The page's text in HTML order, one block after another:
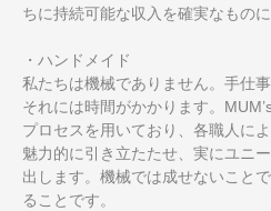
ちに持続可能な収入を確実なものに
・ハンドメイド
私たちは機械でありません。手仕
それには時間がかかります。
プロセスを用いており、各職人に
魅力的に引き立たたせ、実にユニ
出します。機械では成せないこと
ることです。